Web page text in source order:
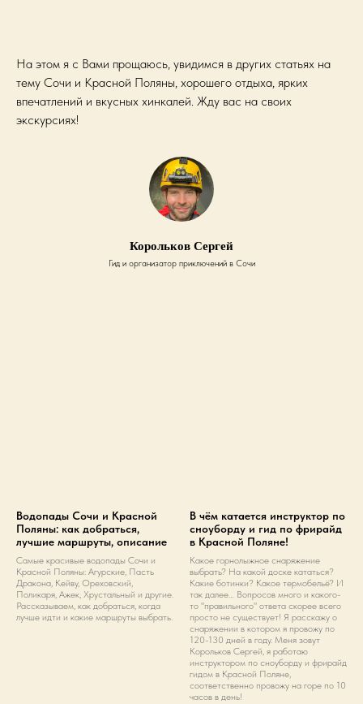
На этом я с Вами прощаюсь, увидимся в других статьях на
тему Сочи и Красной Поляны, хорошего отдыха, ярких
впечатлений и вкусных хинкалей. Жду вас на своих
экскурсиях!
Корольков Сергей
Гид и организатор приключений в Сочи
Водопады Сочи и Красной
Поляны: как добраться,
лучшие маршруты, описание
Самые красивые водопады Сочи и
Красной Поляны: Агурские, Пасть
Дракона, Кейву, Ореховский,
Поликаря, Ажек, Хрустальный и другие.
Рассказываем, как добраться, когда
лучше идти и какие маршруты выбрать.
В чём катается инструктор по
сноуборду и гид по фрирайд
в Красной Поляне!
Какое горнолыжное снаряжение
выбрать? На какой доске кататься?
Какие ботинки? Какое термобельё? И
так далее… Вопросов много и какого-
то "правильного" ответа скорее всего
просто не существует! Я расскажу о
снаряжении в котором я провожу по
120-130 дней в году. Меня зовут
Корольков Сергей, я работаю
инструктором по сноуборду и фрирайд
гидом в Красной Поляне,
соответственно провожу на горе по 10
часов в день!